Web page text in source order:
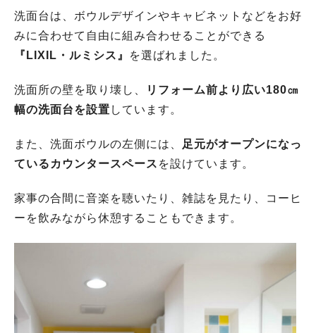
洗面台は、ボウルデザインやキャビネットなどをお好
みに合わせて自由に組み合わせることができる
『LIXIL・ルミシス』
を選ばれました。
洗面所の壁を取り壊し、
リフォーム前より広い180㎝
幅の洗面台を設置 しています。
また、洗面ボウルの左側には、
足元がオープンになっ
ているカウンタースペース を設けています。
家事の合間に音楽を聴いたり、雑誌を見たり、コーヒ
ーを飲みながら休憩することもできます。